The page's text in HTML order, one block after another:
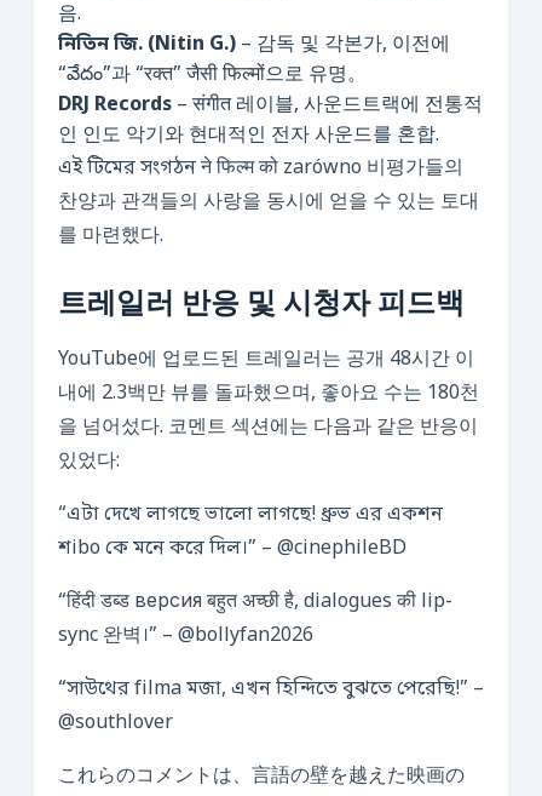
음.
নিতিন জি. (Nitin G.) – 감독 및 각본가, 이전에
“వేదం”과 “रक्त” जैसी फिल्मों으로 유명。
DRJ Records – संगीत 레이블, 사운드트랙에 전통적
인 인도 악기와 현대적인 전자 사운드를 혼합.
এই টিমের সংগঠন ने फिल्म को zarówno 비평가들의
찬양과 관객들의 사랑을 동시에 얻을 수 있는 토대
를 마련했다.
트레일러 반응 및 시청자 피드백
YouTube에 업로드된 트레일러는 공개 48시간 이
내에 2.3백만 뷰를 돌파했으며, 좋아요 수는 180천
을 넘어섰다. 코멘트 섹션에는 다음과 같은 반응이
있었다:
“এটা দেখে লাগছে ভালো লাগছে! ধ্রুভ এর একশন
শibo কে মনে করে দিল।” – @cinephileBD
“हिंदी डब्ड версия बहुत अच्छी है, dialogues की lip-
sync 완벽।” – @bollyfan2026
“সাউথের filma মজা, এখন হিন্দিতে বুঝতে পেরেছি!” –
@southlover
これらのコメントは、言語の壁を越えた映画の